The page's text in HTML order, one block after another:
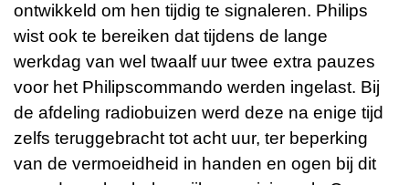
ontwikkeld om hen tijdig te signaleren. Philips
wist ook te bereiken dat tijdens de lange
werkdag van wel twaalf uur twee extra pauzes
voor het Philipscommando werden ingelast. Bij
de afdeling radiobuizen werd deze na enige tijd
zelfs teruggebracht tot acht uur, ter beperking
van de vermoeidheid in handen en ogen bij dit